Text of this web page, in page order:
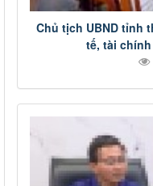
Chủ tịch UBND tỉnh
tế, tài